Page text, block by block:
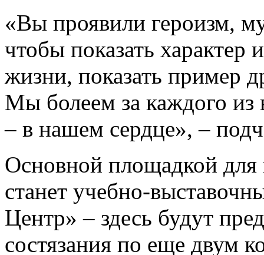
«Вы проявили героизм,
чтобы показать характер
жизни, показать пример
Мы болеем за каждого
– в нашем сердце», –
Основной площадкой для
станет учебно-
Центр» – здесь будут
состязания по еще двум